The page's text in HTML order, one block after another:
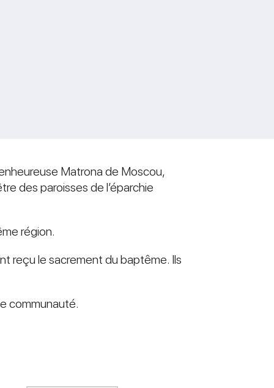
Matrona de Moscou,
des paroisses de l’éparchie
région.
reçu le sacrement du baptême. Ils
communauté.